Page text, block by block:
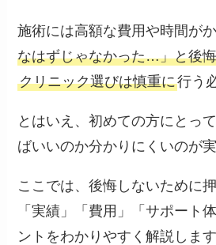
施術には高額な費用や時間が
なはずじゃなかった…」と後
クリニック選びは慎重に行う
とはいえ、初めての方にとっ
ばいいのか分かりにくいのが実
ここでは、後悔しないために
「実績」「費用」「サポート
ントをわかりやすく解説します